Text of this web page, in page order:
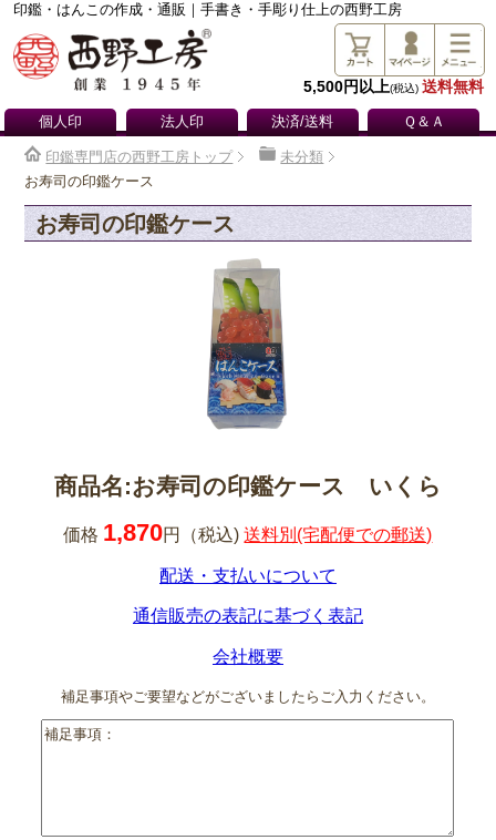
印鑑・はんこの作成・通販｜手書き・手彫り仕上の西野工房
5,500円以上(税込) 送料無料
個人印 法人印 決済/送料 Ｑ＆Ａ
印鑑専門店の西野工房トップ
未分類
お寿司の印鑑ケース
お寿司の印鑑ケース
商品名:お寿司の印鑑ケース いくら
価格 1,870円（税込)送料別(宅配便での郵送)
配送・支払いについて
通信販売の表記に基づく表記
会社概要
補足事項やご要望などがございましたらご入力ください。